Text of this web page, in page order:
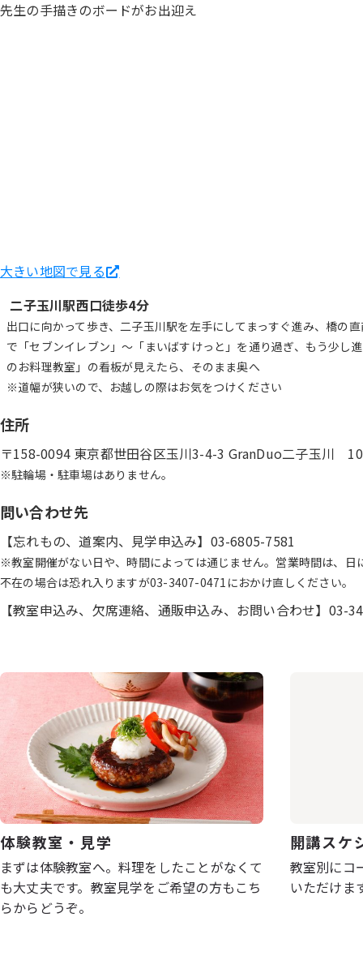
先生の手描きのボードがお出迎え
大きい地図で見る
二子玉川駅西口徒歩4分
出口に向かって歩き、二子玉川駅を左手にしてまっすぐ進み、橋の
で「セブンイレブン」～「まいばすけっと」を通り過ぎ、もう少
のお料理教室」の看板が見えたら、そのまま奥へ
※道幅が狭いので、お越しの際はお気をつけください
住所
〒158-0094 東京都世田谷区玉川3-4-3 GranDuo二子玉川
※駐輪場・駐車場はありません。
問い合わせ先
【忘れもの、道案内、見学申込み】03-6805-7581
※教室開催がない日や、時間によっては通じません。営業時間は、日
不在の場合は恐れ入りますが03-3407-0471におかけ直しください。
【教室申込み、欠席連絡、通販申込み、お問い合わせ】03-
体験教室・見学
まずは体験教室へ。料理をしたことがなくて
も大丈夫です。教室見学をご希望の方もこち
らからどうぞ。
開講スケ
教室別にコ
いただけま